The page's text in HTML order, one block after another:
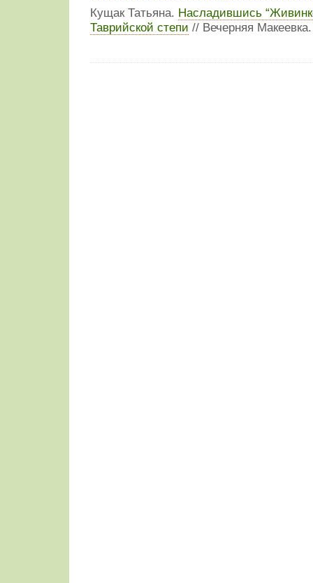
Кущак Татьяна. Насладившись
Таврийской степи // Вечерняя